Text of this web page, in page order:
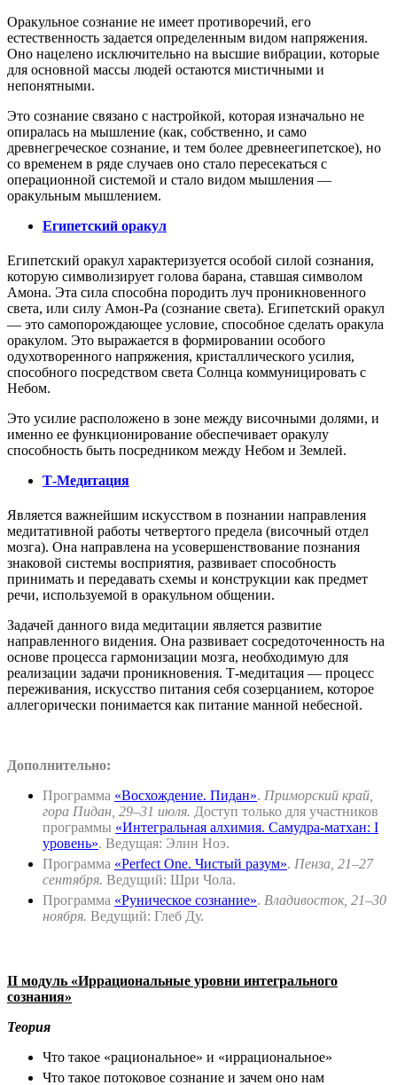
Оракульное сознание не имеет противоречий, его
естественность задается определенным видом напряжения.
Оно нацелено исключительно на высшие вибрации, которые
для основной массы людей остаются мистичными и
непонятными.
Это сознание связано с настройкой, которая изначально не
опиралась на мышление (как, собственно, и само
древнегреческое сознание, и тем более древнеегипетское), но
со временем в ряде случаев оно стало пересекаться с
операционной системой и стало видом мышления —
оракульным мышлением.
Египетский оракул
Египетский оракул характеризуется особой силой сознания,
которую символизирует голова барана, ставшая символом
Амона. Эта сила способна породить луч проникновенного
света, или силу Амон-Ра (сознание света). Египетский оракул
— это самопорождающее условие, способное сделать оракула
оракулом. Это выражается в формировании особого
одухотворенного напряжения, кристаллического усилия,
способного посредством света Солнца коммуницировать с
Небом.
Это усилие расположено в зоне между височными долями, и
именно ее функционирование обеспечивает оракулу
способность быть посредником между Небом и Землей.
Т-Медитация
Является важнейшим искусством в познании направления
медитативной работы четвертого предела (височный отдел
мозга). Она направлена на усовершенствование познания
знаковой системы восприятия, развивает способность
принимать и передавать схемы и конструкции как предмет
речи, используемой в оракульном общении.
Задачей данного вида медитации является развитие
направленного видения. Она развивает сосредоточенность на
основе процесса гармонизации мозга, необходимую для
реализации задачи проникновения. Т-медитация — процесс
переживания, искусство питания себя созерцанием, которое
аллегорически понимается как питание манной небесной.
Дополнительно:
Программа «Восхождение. Пидан». Приморский край,
гора Пидан, 29–31 июля. Доступ только для участников
программы «Интегральная алхимия. Самудра-матхан: I
уровень». Ведущая: Элин Ноэ.
Программа «Perfect One. Чистый разум». Пенза, 21–27
сентября. Ведущий: Шри Чола.
Программа «Руническое сознание». Владивосток, 21–30
ноября. Ведущий: Глеб Ду.
II модуль «Иррациональные уровни интегрального
сознания»
Теория
Что такое «рациональное» и «иррациональное»
Что такое потоковое сознание и зачем оно нам